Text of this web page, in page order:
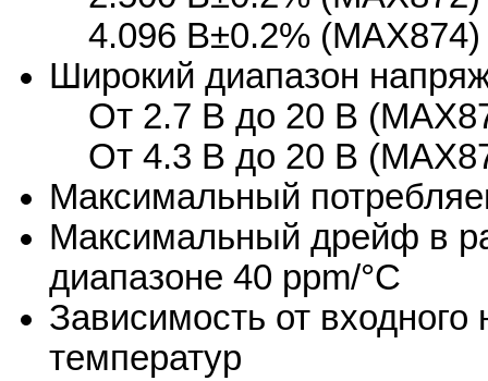
4.096 В±0.2% (MAX874)
Широкий диапазон
От 2.7 В до 20 В
От 4.3 В до 20 В
Максимальный
Максимальный дрейф в
диапазоне 40 ppm/°C
Зависимость от
температур